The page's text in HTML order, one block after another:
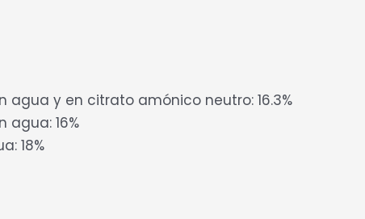
agua y en citrato amónico neutro: 16.3%
agua: 16%
18%